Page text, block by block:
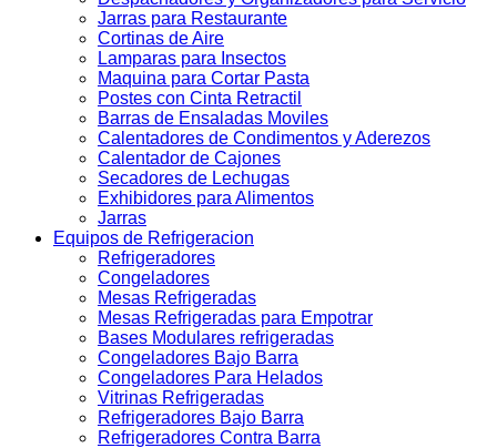
Jarras para Restaurante
Cortinas de Aire
Lamparas para Insectos
Maquina para Cortar Pasta
Postes con Cinta Retractil
Barras de Ensaladas Moviles
Calentadores de Condimentos y Aderezos
Calentador de Cajones
Secadores de Lechugas
Exhibidores para Alimentos
Jarras
Equipos de Refrigeracion
Refrigeradores
Congeladores
Mesas Refrigeradas
Mesas Refrigeradas para Empotrar
Bases Modulares refrigeradas
Congeladores Bajo Barra
Congeladores Para Helados
Vitrinas Refrigeradas
Refrigeradores Bajo Barra
Refrigeradores Contra Barra